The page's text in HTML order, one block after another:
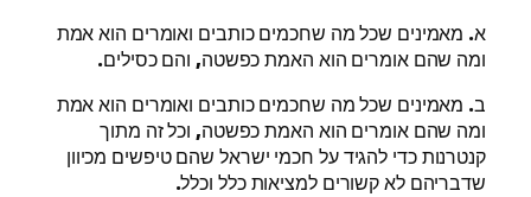
א. מאמינים שכל מה שחכמים כותבים ואומרים הוא אמת
ומה שהם אומרים הוא האמת כפשטה, והם כסילים.
ב. מאמינים שכל מה שחכמים כותבים ואומרים הוא אמת
ומה שהם אומרים הוא האמת כפשטה, וכל זה מתוך
קנטרנות כדי להגיד על חכמי ישראל שהם טיפשים מכיוון
שדבריהם לא קשורים למציאות כלל וכלל.